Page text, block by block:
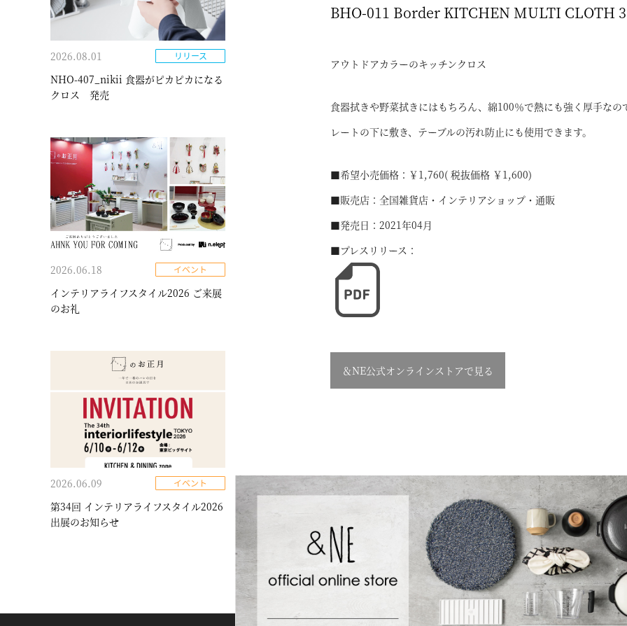
BHO-011 Border KITCHEN MULTI CLOTH
アウトドアカラーのキッチンクロス
食器拭きや野菜拭きにはもちろん、綿100％で熱にも強く厚手なの
レートの下に敷き、テーブルの汚れ防止にも使用できます。
■希望小売価格：￥1,760( 税抜価格 ￥1,600)
■販売店：全国雑貨店・インテリアショップ・通販
■発売日：2021年04月
■プレスリリース：
＆NE公式オンラインストアで見る
NEWS
2026.08.01 リリース
NHO-407_nikii 食器がピカピカになる
クロス 発売
2026.06.18 イベント
インテリアライフスタイル2026 ご来展
のお礼
2026.06.09 イベント
第34回 インテリアライフスタイル2026
出展のお知らせ